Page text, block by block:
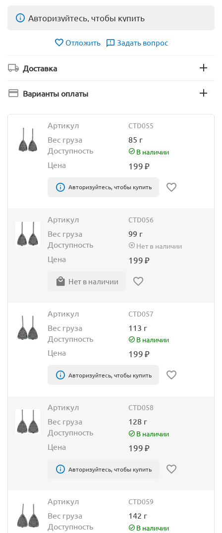
Авторизуйтесь, чтобы купить
Отложить Задать вопрос
Доставка
Варианты оплаты
Артикул CTD055
Вес груза
85 г
Доступность
В наличии
Цена 199₽
Авторизуйтесь, чтобы купить
Артикул CTD056
Вес груза
99 г
Доступность
Нет в наличии
Цена 199₽
Нет в наличии
Артикул CTD057
Вес груза
113 г
Доступность
В наличии
Цена 199₽
Авторизуйтесь, чтобы купить
Артикул CTD058
Вес груза
128 г
Доступность
В наличии
Цена 199₽
Авторизуйтесь, чтобы купить
Артикул CTD059
Вес груза
142 г
Доступность
В наличии